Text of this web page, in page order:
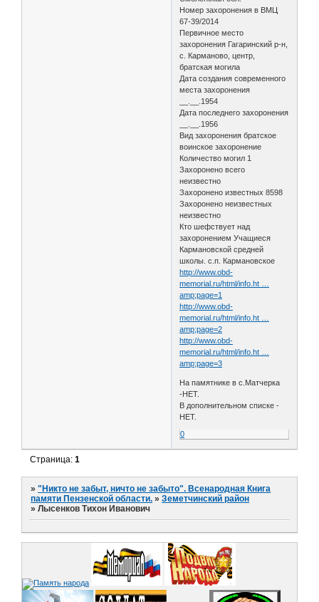
Номер захоронения в ВМЦ
67-39/2014
Первичное место
захоронения Гагаринский р-н,
с. Карманово, центр,
братская могила
Дата создания современного
места захоронения
__.__.1954
Дата последнего захоронения
__.__.1956
Вид захоронения братское
воинское захоронение
Количество могил 1
Захоронено всего
неизвестно
Захоронено известных 8598
Захоронено неизвестных
неизвестно
Кто шефствует над
захоронением Учащиеся
Кармановской средней
школы. с.п. Кармановское
http://www.obd-
memorial.ru/html/info.ht …
amp;page=1
http://www.obd-
memorial.ru/html/info.ht …
amp;page=2
http://www.obd-
memorial.ru/html/info.ht …
amp;page=3
На памятнике в с.Матчерка
-НЕТ.
В дополнительном списке -
НЕТ.
0
Страница:1
»"Никто не забыт, ничто не забыто". Всенародная Книга
памяти Пензенской области. »Земетчинский район
»Лысенков Тихон Иванович